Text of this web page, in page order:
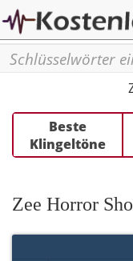
Beste
Klingeltöne
Zee Horror